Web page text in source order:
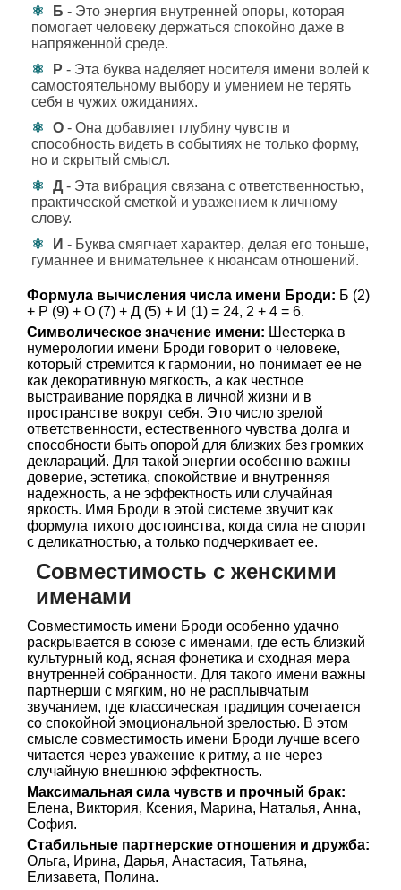
Б - Это энергия внутренней опоры, которая
помогает человеку держаться спокойно даже в
напряженной среде.
Р - Эта буква наделяет носителя имени волей к
самостоятельному выбору и умением не терять
себя в чужих ожиданиях.
О - Она добавляет глубину чувств и
способность видеть в событиях не только форму,
но и скрытый смысл.
Д - Эта вибрация связана с ответственностью,
практической сметкой и уважением к личному
слову.
И - Буква смягчает характер, делая его тоньше,
гуманнее и внимательнее к нюансам отношений.
Формула вычисления числа имени Броди: Б (2)
+ Р (9) + О (7) + Д (5) + И (1) = 24, 2 + 4 = 6.
Символическое значение имени: Шестерка в
нумерологии имени Броди говорит о человеке,
который стремится к гармонии, но понимает ее не
как декоративную мягкость, а как честное
выстраивание порядка в личной жизни и в
пространстве вокруг себя. Это число зрелой
ответственности, естественного чувства долга и
способности быть опорой для близких без громких
деклараций. Для такой энергии особенно важны
доверие, эстетика, спокойствие и внутренняя
надежность, а не эффектность или случайная
яркость. Имя Броди в этой системе звучит как
формула тихого достоинства, когда сила не спорит
с деликатностью, а только подчеркивает ее.
Совместимость с женскими
именами
Совместимость имени Броди особенно удачно
раскрывается в союзе с именами, где есть близкий
культурный код, ясная фонетика и сходная мера
внутренней собранности. Для такого имени важны
партнерши с мягким, но не расплывчатым
звучанием, где классическая традиция сочетается
со спокойной эмоциональной зрелостью. В этом
смысле совместимость имени Броди лучше всего
читается через уважение к ритму, а не через
случайную внешнюю эффектность.
Максимальная сила чувств и прочный брак:
Елена, Виктория, Ксения, Марина, Наталья, Анна,
София.
Стабильные партнерские отношения и дружба:
Ольга, Ирина, Дарья, Анастасия, Татьяна,
Елизавета, Полина.